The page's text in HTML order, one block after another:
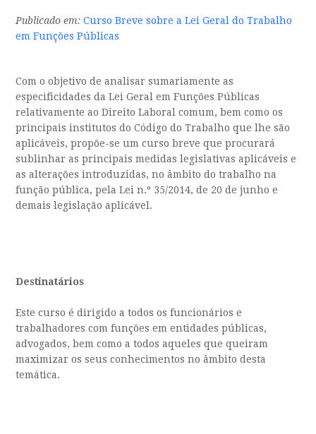
Publicado em: Curso Breve sobre a Lei Geral do Trabalho
em Funções Públicas
Com o objetivo de analisar sumariamente as
especificidades da Lei Geral em Funções Públicas
relativamente ao Direito Laboral comum, bem como os
principais institutos do Código do Trabalho que lhe são
aplicáveis, propõe-se um curso breve que procurará
sublinhar as principais medidas legislativas aplicáveis e
as alterações introduzidas, no âmbito do trabalho na
função pública, pela Lei n.º 35/2014, de 20 de junho e
demais legislação aplicável.
Destinatários
Este curso é dirigido a todos os funcionários e
trabalhadores com funções em entidades públicas,
advogados, bem como a todos aqueles que queiram
maximizar os seus conhecimentos no âmbito desta
temática.